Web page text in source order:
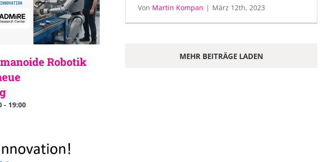
Robotik
- 19:00
Von Martin Kompan | März 12th, 2023
MEHR BEITRÄGE LADEN